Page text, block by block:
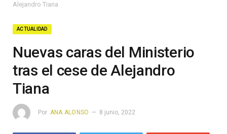
Alejandro Tiana
ACTUALIDAD
Nuevas caras del Ministerio
tras el cese de Alejandro
Tiana
Por ANA ALONSO 8 junio, 2022